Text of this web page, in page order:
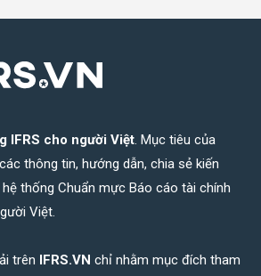
IFRS cho người Việt. Mục tiêu của
thông tin, hướng dẫn, chia sẻ kiến
thống Chuẩn mực Báo cáo tài chính
Việt.
trên IFRS.VN chỉ nhằm mục đích tham